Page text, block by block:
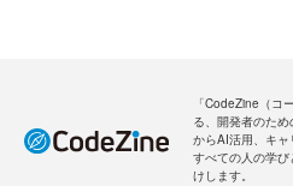
「CodeZine（コ
る、開発者のた
からAI活用、キ
すべての人の学
けします。